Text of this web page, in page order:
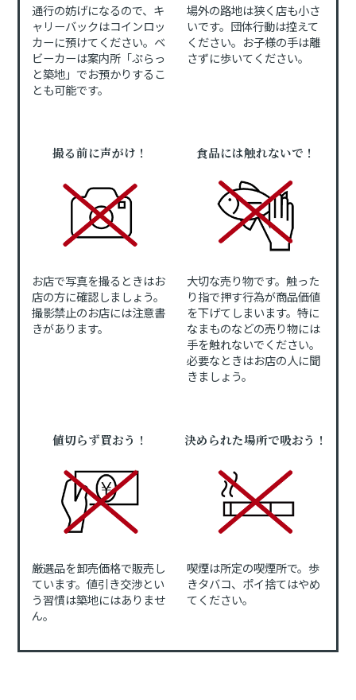
通行の妨げになるので、キ
ャリーバックはコインロッ
カーに預けてください。ベ
ビーカーは案内所「ぷらっ
と築地」でお預かりするこ
とも可能です。
場外の路地は狭く店も小さ
いです。団体行動は控えて
ください。お子様の手は離
さずに歩いてください。
撮る前に声がけ！
お店で写真を撮るときはお
店の方に確認しましょう。
撮影禁止のお店には注意書
きがあります。
食品には触れないで！
大切な売り物です。触った
り指で押す行為が商品価値
を下げてしまいます。特に
なまものなどの売り物には
手を触れないでください。
必要なときはお店の人に聞
きましょう。
値切らず買おう！
厳選品を卸売価格で販売し
ています。値引き交渉とい
う習慣は築地にはありませ
ん。
決められた場所で吸おう！
喫煙は所定の喫煙所で。歩
きタバコ、ポイ捨てはやめ
てください。